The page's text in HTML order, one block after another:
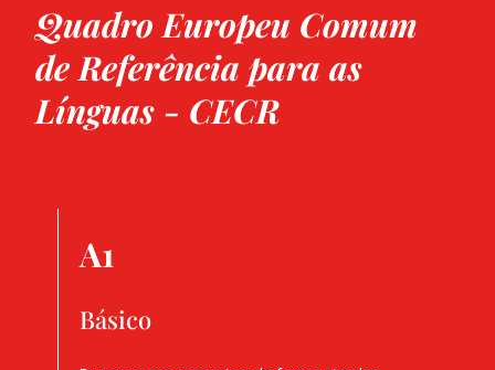
Quadro Europeu Comum
de Referência para as
Línguas - CECR
A1
Básico